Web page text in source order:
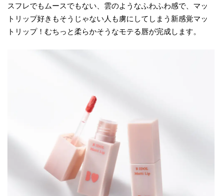
スフレでもムースでもない、雲のようなふわふわ感で、マッ
トリップ好きもそうじゃない人も虜にしてしまう新感覚マッ
トリップ！むちっと柔らかそうなモテる唇が完成します。